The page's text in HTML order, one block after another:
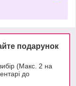
подарунок
(Макс. 2 на
до